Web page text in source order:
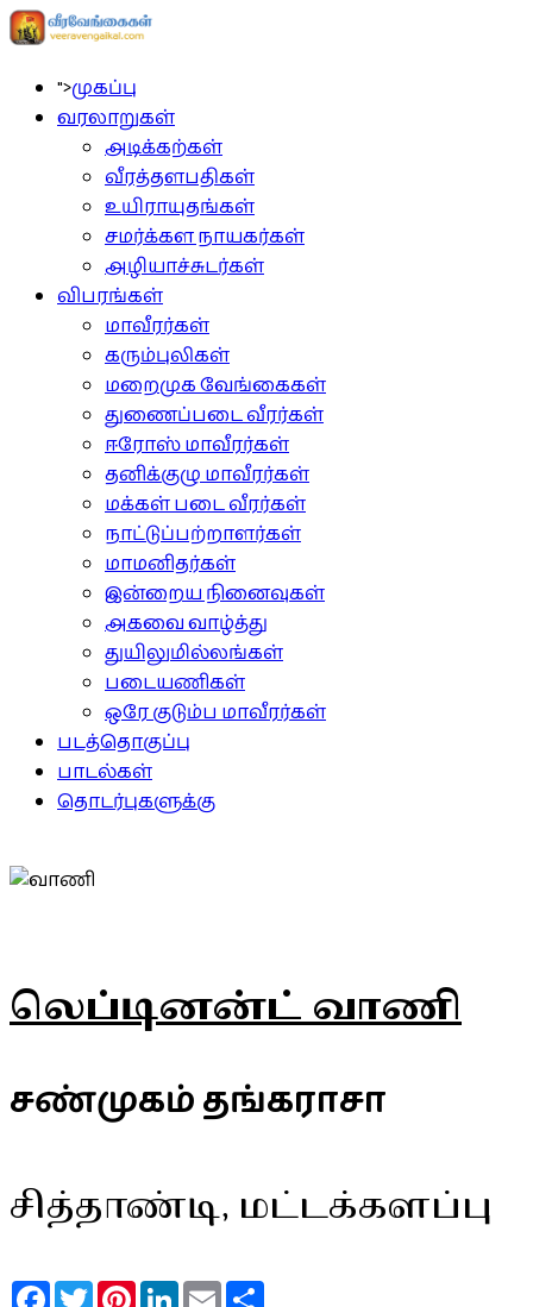
">முகப்பு
வரலாறுகள்
அடிக்கற்கள்
வீரத்தளபதிகள்
உயிராயுதங்கள்
சமர்க்கள நாயகர்கள்
அழியாச்சுடர்கள்
விபரங்கள்
மாவீரர்கள்
கரும்புலிகள்
மறைமுக வேங்கைகள்
துணைப்படை வீரர்கள்
ஈரோஸ் மாவீரர்கள்
தனிக்குழு மாவீரர்கள்
மக்கள் படை வீரர்கள்
நாட்டுப்பற்றாளர்கள்
மாமனிதர்கள்
இன்றைய நினைவுகள்
அகவை வாழ்த்து
துயிலுமில்லங்கள்
படையணிகள்
ஒரே குடும்ப மாவீரர்கள்
படத்தொகுப்பு
பாடல்கள்
தொடர்புகளுக்கு
லெப்டினன்ட் வாணி
சண்முகம் தங்கராசா
சித்தாண்டி, மட்டக்களப்பு
FacebookTwitterPinterestLinkedInEmail